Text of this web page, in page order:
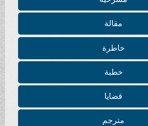
مقالة
خاطرة
خطبة
قضايا
مترجم